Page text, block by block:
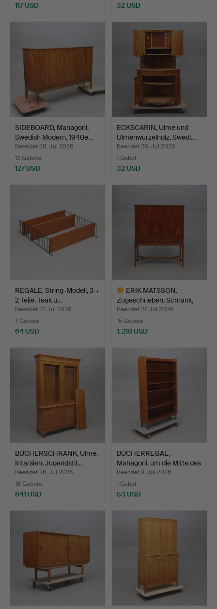
117 USD 32 USD
SIDEBOARD, Mahagoni,
Swedish Modern, 1940e…
Beendet 28. Jul 2026
12 Gebote
127 USD
ECKSCARIN, Ulme und
Ulmenwurzelholz, Swedi…
Beendet 28. Jul 2026
1 Gebot
32 USD
REGALE, String-Modell, 3 +
2 Teile, Teak u…
Beendet 27. Jul 2026
7 Gebote
64 USD
ERIK MATSSON.
Zugeschrieben, Schrank,
Mjöl…
Beendet 27. Jul 2026
15 Gebote
1.218 USD
BÜCHERSCHRANK, Ulme,
Intarsien, Jugendstil…
Beendet 26. Jul 2026
18 Gebote
641 USD
BÜCHERREGAL,
Mahagoni, um die Mitte des
20…
Beendet 3. Jul 2026
1 Gebot
53 USD